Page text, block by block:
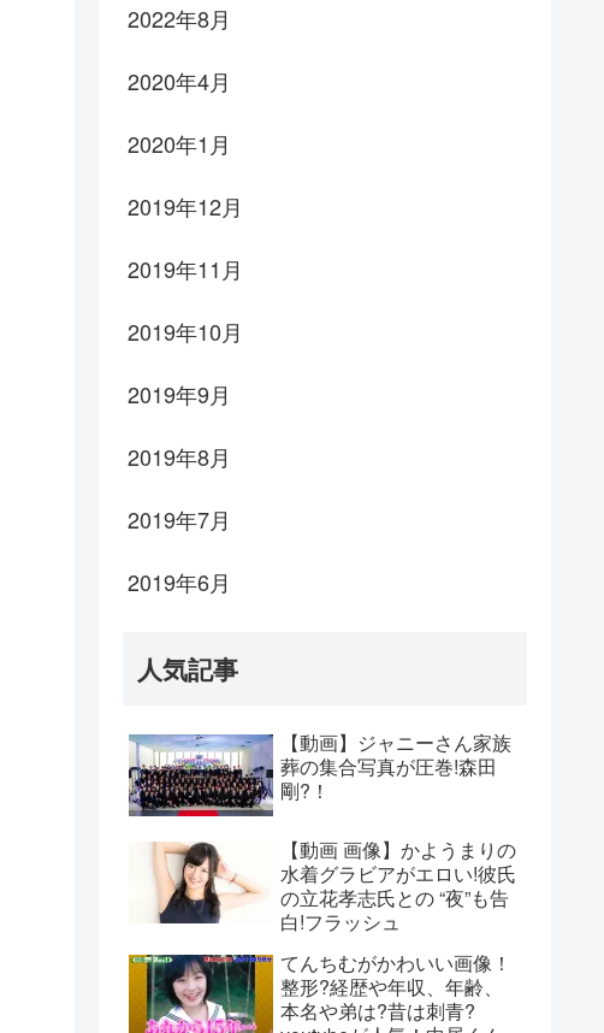
2022年8月
2020年4月
2020年1月
2019年12月
2019年11月
2019年10月
2019年9月
2019年8月
2019年7月
2019年6月
人気記事
【動画】ジャニーさん家族
葬の集合写真が圧巻!森田
剛?！
【動画 画像】かようまりの
水着グラビアがエロい!彼氏
の立花孝志氏との “夜”も告
白!フラッシュ
てんちむがかわいい画像！
整形?経歴や年収、年齢、
本名や弟は?昔は刺青?